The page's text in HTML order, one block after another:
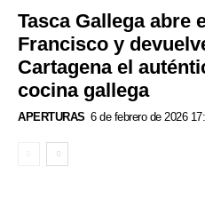
Tasca Gallega abre
Francisco y
Cartagena el
cocina gallega
APERTURAS 6 de febrero de 2026